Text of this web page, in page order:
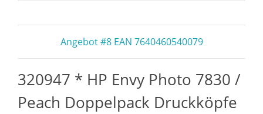
Angebot #8 EAN 7640460540079
320947 * HP Envy Photo 7830 /
Peach Doppelpack Druckköpfe